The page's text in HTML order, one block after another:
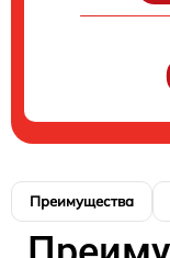
Преимущества